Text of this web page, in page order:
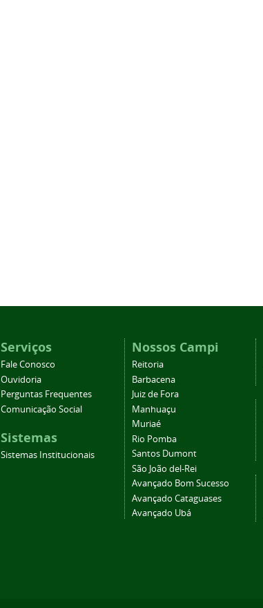
Serviços
Fale Conosco
Ouvidoria
Perguntas Frequentes
Comunicação Social
Sistemas
Sistemas Institucionais
Nossos Campi
Reitoria
Barbacena
Juiz de Fora
Manhuaçu
Muriaé
Rio Pomba
Santos Dumont
São João del-Rei
Avançado Bom Sucesso
Avançado Cataguases
Avançado Ubá